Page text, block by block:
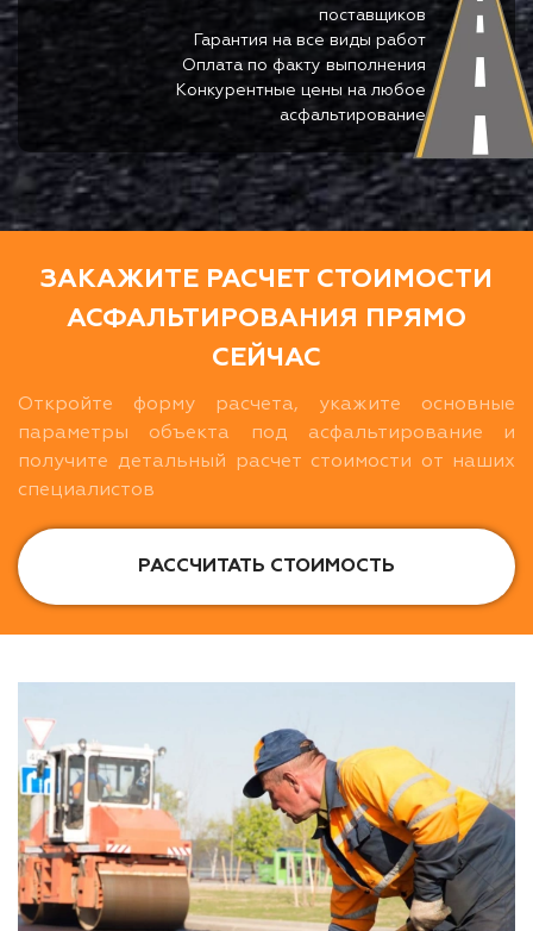
поставщиков
Гарантия на все виды работ
Оплата по факту выполнения
Конкурентные цены на любое
асфальтирование
ЗАКАЖИТЕ РАСЧЕТ СТОИМОСТИ
АСФАЛЬТИРОВАНИЯ ПРЯМО
СЕЙЧАС
Откройте форму расчета, укажите основные
параметры объекта под асфальтирование и
получите детальный расчет стоимости от наших
специалистов
РАССЧИТАТЬ СТОИМОСТЬ